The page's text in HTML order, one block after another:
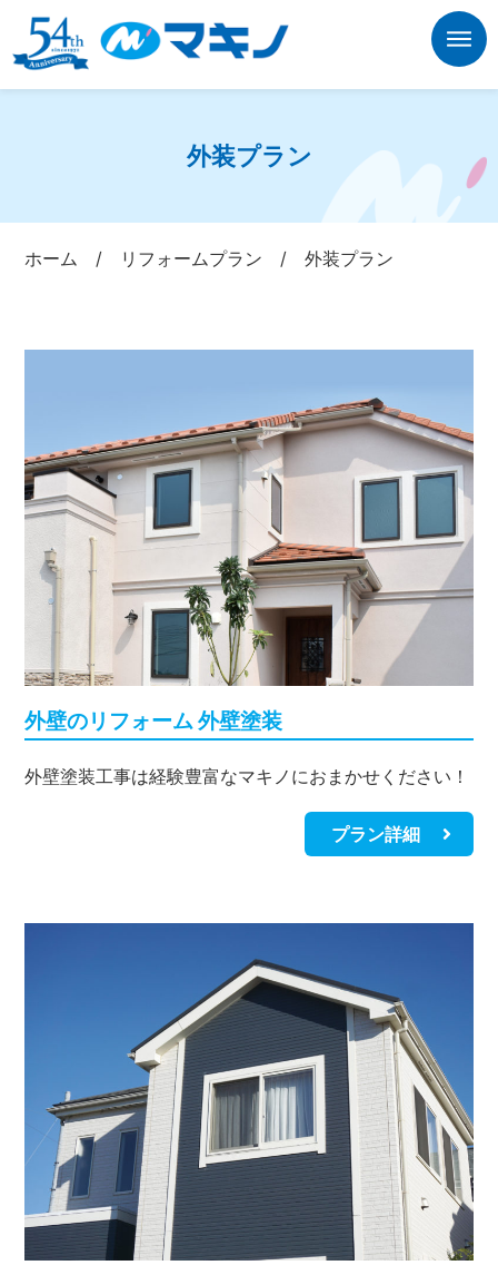
外装プラン
ホーム / リフォームプラン /外装プラン
外壁のリフォーム 外壁塗装
外壁塗装工事は経験豊富なマキノにおまかせください！
プラン詳細